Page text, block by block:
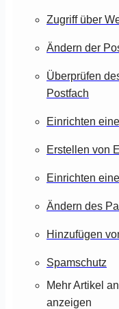
Zugriff über
Ändern der
Überprüfen
Postfach
Einrichten
Erstellen von
Einrichten
Ändern des
Hinzufügen
Spamschutz
Mehr Artikel
anzeigen